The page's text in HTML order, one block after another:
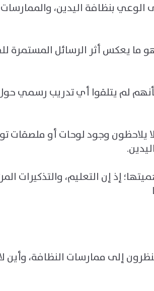
بنظافة اليدين، والممارسات
ما يعكس أثر الرسائل المستمرة
لم يتلقوا أي تدريب رسمي
يلاحظون وجود لوحات أو ملصقات
.
إذ إن التعليم، والتذكيرات
إلى ممارسات النظافة، وأين